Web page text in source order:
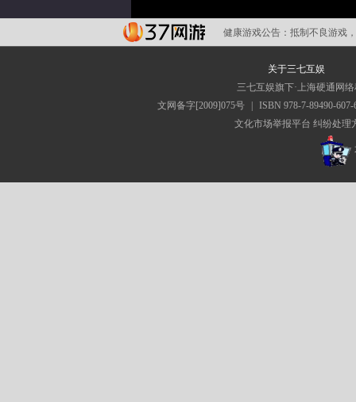
健康游戏公告： 抵制不良游戏
关于三七互娱
三七互娱旗下·上海硬通网
文网备字[2009]075号
ISBN 978-7-89490-607-
文化市场举报平台 纠纷处理